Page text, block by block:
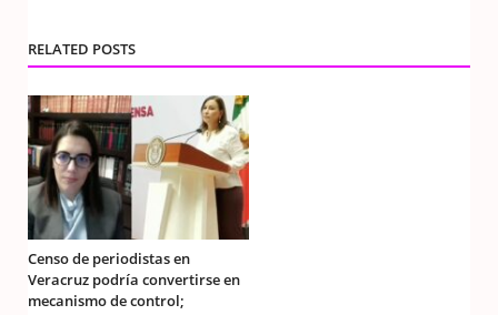
RELATED POSTS
Censo de periodistas en
Veracruz podría convertirse en
mecanismo de control;